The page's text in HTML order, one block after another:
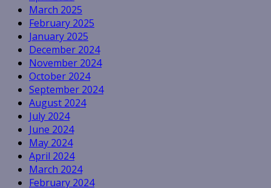
March 2025
February 2025
January 2025
December 2024
November 2024
October 2024
September 2024
August 2024
July 2024
June 2024
May 2024
April 2024
March 2024
February 2024